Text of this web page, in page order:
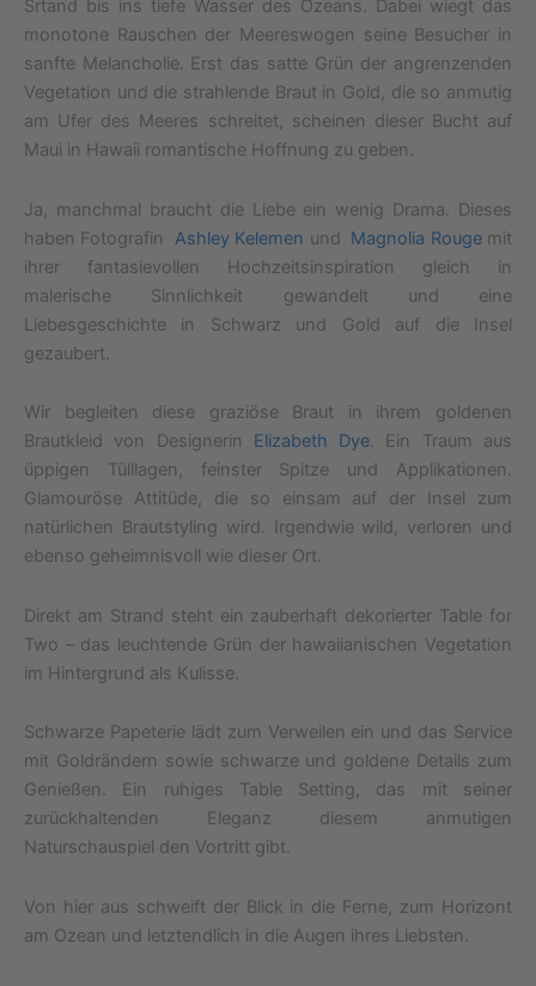
Srtand bis ins tiefe Wasser des Ozeans. Dabei wiegt das
monotone Rauschen der Meereswogen seine Besucher in
sanfte Melancholie. Erst das satte Grün der angrenzenden
Vegetation und die strahlende Braut in Gold, die so anmutig
am Ufer des Meeres schreitet, scheinen dieser Bucht auf
Maui in Hawaii romantische Hoffnung zu geben.
Ja, manchmal braucht die Liebe ein wenig Drama. Dieses
haben Fotografin Ashley Kelemen und Magnolia Rougemit
ihrer fantasievollen Hochzeitsinspiration gleich in
malerische Sinnlichkeit gewandelt und eine
Liebesgeschichte in Schwarz und Gold auf die Insel
gezaubert.
Wir begleiten diese graziöse Braut in ihrem goldenen
Brautkleid von Designerin Elizabeth Dye. Ein Traum aus
üppigen Tülllagen, feinster Spitze und Applikationen.
Glamouröse Attitüde, die so einsam auf der Insel zum
natürlichen Brautstyling wird. Irgendwie wild, verloren und
ebenso geheimnisvoll wie dieser Ort.
Direkt am Strand steht ein zauberhaft dekorierter Table for
Two – das leuchtende Grün der hawaiianischen Vegetation
im Hintergrund als Kulisse.
Schwarze Papeterie lädt zum Verweilen ein und das Service
mit Goldrändern sowie schwarze und goldene Details zum
Genießen. Ein ruhiges Table Setting, das mit seiner
zurückhaltenden Eleganz diesem anmutigen
Naturschauspiel den Vortritt gibt.
Von hier aus schweift der Blick in die Ferne, zum Horizont
am Ozean und letztendlich in die Augen ihres Liebsten.